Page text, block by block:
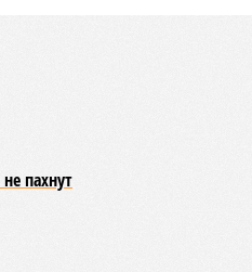
Солнечной системы есть
регулярно пытается
вышло, что внутренние
в себя всевозможные
и физические явления,
опасны. Или попросту
тому примеров.